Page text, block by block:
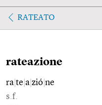
RATEATO
rateazione
ra te a zió ne
s.f.